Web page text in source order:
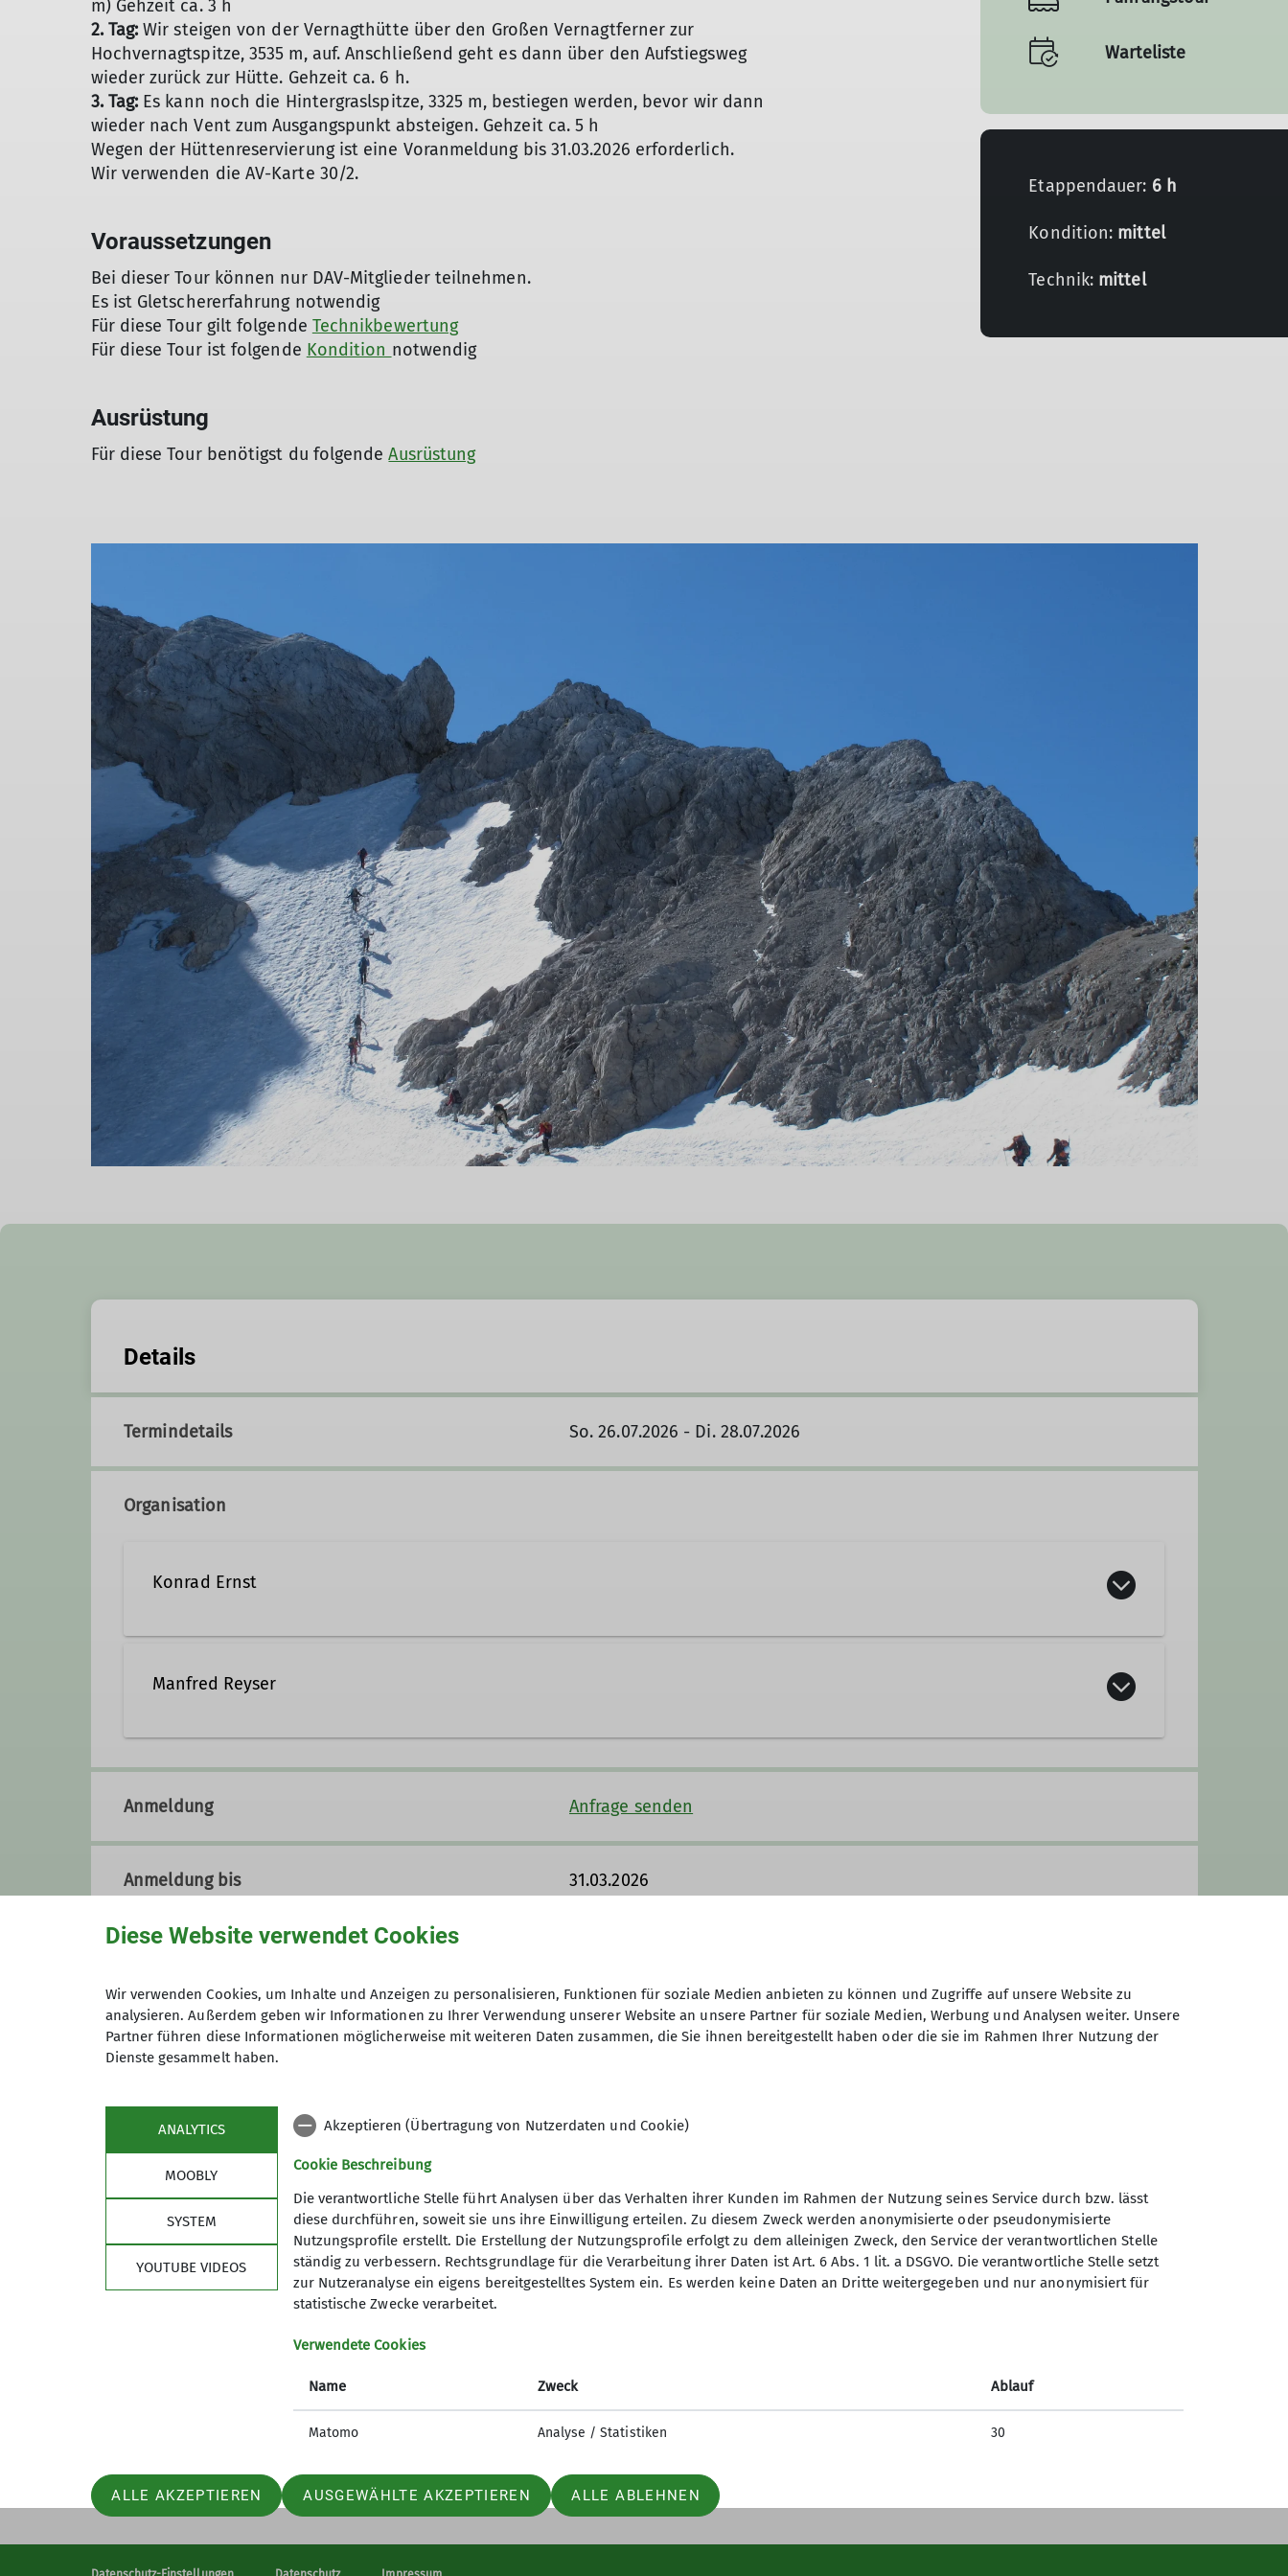
m) Gehzeit ca. 3 h
2. Tag: Wir steigen von der Vernagthütte über den Großen Vernagtferner zur
Hochvernagtspitze, 3535 m, auf. Anschließend geht es dann über den Aufstiegsweg
wieder zurück zur Hütte. Gehzeit ca. 6 h.
3. Tag: Es kann noch die Hintergraslspitze, 3325 m, bestiegen werden, bevor wir dann
wieder nach Vent zum Ausgangspunkt absteigen. Gehzeit ca. 5 h
Wegen der Hüttenreservierung ist eine Voranmeldung bis 31.03.2026 erforderlich.
Wir verwenden die AV-Karte 30/2.
Voraussetzungen
Bei dieser Tour können nur DAV-Mitglieder teilnehmen.
Es ist Gletschererfahrung notwendig
Für diese Tour gilt folgende Technikbewertung
Für diese Tour ist folgende Kondition notwendig
Ausrüstung
Für diese Tour benötigst du folgendeAusrüstung
Warteliste
Etappendauer: 6 h
Kondition: mittel
Technik: mittel
Details
Termindetails So. 26.07.2026 - Di. 28.07.2026
Organisation
Konrad Ernst
Qualifikationen Ämter
Manfred Reyser
Qualifikationen
Trainer C Bergsteigen
Ämter
Anmeldung Anfrage senden
Anmeldung bis 31.03.2026
Maximale Teilnehmeranzahl
Sektion
Internes
Bundesverband
Versicherungen
DAV Panorama
Service
Sektion Dingolfing des
Deutschen Alpenvereins e.V.
Diese Website verwendet Cookies
Wir verwenden Cookies, um Inhalte und Anzeigen zu personalisieren, Funktionen für soziale Medien anbieten zu können und Zugriffe auf unsere Website zu
analysieren. Außerdem geben wir Informationen zu Ihrer Verwendung unserer Website an unsere Partner für soziale Medien, Werbung und Analysen weiter. Unsere
Partner führen diese Informationen möglicherweise mit weiteren Daten zusammen, die Sie ihnen bereitgestellt haben oder die sie im Rahmen Ihrer Nutzung der
Dienste gesammelt haben.
ANALYTICS
MOOBLY
SYSTEM
YOUTUBE VIDEOS
Akzeptieren (Übertragung von Nutzerdaten und Cookie)
Cookie Beschreibung
Die verantwortliche Stelle führt Analysen über das Verhalten ihrer Kunden im Rahmen der Nutzung seines Service durch bzw. lässt
diese durchführen, soweit sie uns ihre Einwilligung erteilen. Zu diesem Zweck werden anonymisierte oder pseudonymisierte
Nutzungsprofile erstellt. Die Erstellung der Nutzungsprofile erfolgt zu dem alleinigen Zweck, den Service der verantwortlichen Stelle
ständig zu verbessern. Rechtsgrundlage für die Verarbeitung ihrer Daten ist Art. 6 Abs. 1 lit. a DSGVO. Die verantwortliche Stelle setzt
zur Nutzeranalyse ein eigens bereitgestelltes System ein. Es werden keine Daten an Dritte weitergegeben und nur anonymisiert für
statistische Zwecke verarbeitet.
Verwendete Cookies
Name Zweck Ablauf
Matomo Analyse / Statistiken 30
ALLE AKZEPTIEREN AUSGEWÄHLTE AKZEPTIEREN ALLE ABLEHNEN